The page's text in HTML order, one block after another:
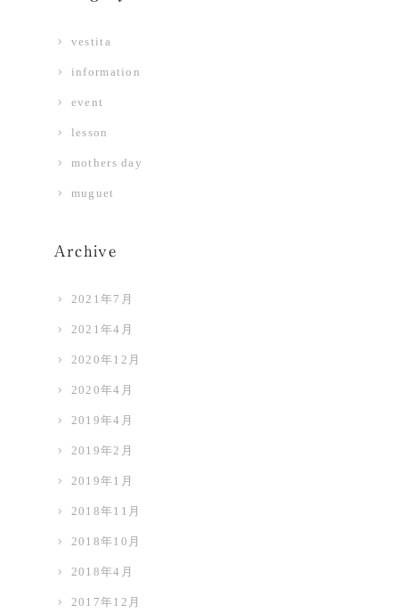
vestita
information
event
lesson
mothers day
muguet
Archive
2021年7月
2021年4月
2020年12月
2020年4月
2019年4月
2019年2月
2019年1月
2018年11月
2018年10月
2018年4月
2017年12月